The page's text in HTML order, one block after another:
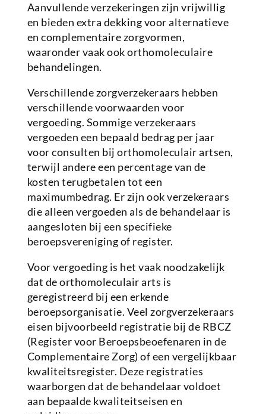
Aanvullende verzekeringen zijn vrijwillig
en bieden extra dekking voor alternatieve
en complementaire zorgvormen,
waaronder vaak ook orthomoleculaire
behandelingen.
Verschillende zorgverzekeraars hebben
verschillende voorwaarden voor
vergoeding. Sommige verzekeraars
vergoeden een bepaald bedrag per jaar
voor consulten bij orthomoleculair artsen,
terwijl andere een percentage van de
kosten terugbetalen tot een
maximumbedrag. Er zijn ook verzekeraars
die alleen vergoeden als de behandelaar is
aangesloten bij een specifieke
beroepsvereniging of register.
Voor vergoeding is het vaak noodzakelijk
dat de orthomoleculair arts is
geregistreerd bij een erkende
beroepsorganisatie. Veel zorgverzekeraars
eisen bijvoorbeeld registratie bij de RBCZ
(Register voor Beroepsbeoefenaren in de
Complementaire Zorg) of een vergelijkbaar
kwaliteitsregister. Deze registraties
waarborgen dat de behandelaar voldoet
aan bepaalde kwaliteitseisen en